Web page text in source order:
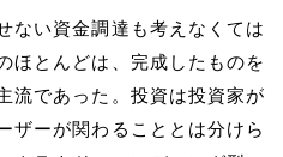
ない資金調達も考えなくては
ほとんどは、完成したものを
流であった。投資は投資家が
ザーが関わることとは分けら